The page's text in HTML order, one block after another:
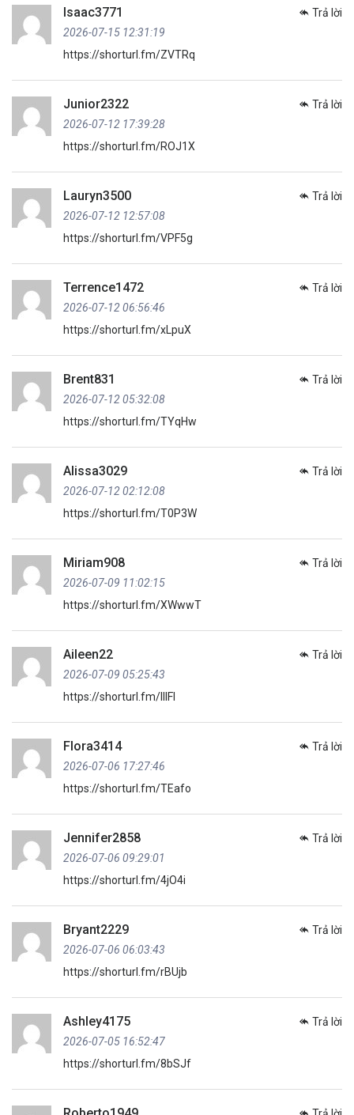
Isaac3771
2026-07-15 12:31:19
Trả lời
https://shorturl.fm/ZVTRq
Junior2322
2026-07-12 17:39:28
Trả lời
https://shorturl.fm/ROJ1X
Lauryn3500
2026-07-12 12:57:08
Trả lời
https://shorturl.fm/VPF5g
Terrence1472
2026-07-12 06:56:46
Trả lời
https://shorturl.fm/xLpuX
Brent831
2026-07-12 05:32:08
Trả lời
https://shorturl.fm/TYqHw
Alissa3029
2026-07-12 02:12:08
Trả lời
https://shorturl.fm/T0P3W
Miriam908
2026-07-09 11:02:15
Trả lời
https://shorturl.fm/XWwwT
Aileen22
2026-07-09 05:25:43
Trả lời
https://shorturl.fm/IIlFl
Flora3414
2026-07-06 17:27:46
Trả lời
https://shorturl.fm/TEafo
Jennifer2858
2026-07-06 09:29:01
Trả lời
https://shorturl.fm/4jO4i
Bryant2229
2026-07-06 06:03:43
Trả lời
https://shorturl.fm/rBUjb
Ashley4175
2026-07-05 16:52:47
Trả lời
https://shorturl.fm/8bSJf